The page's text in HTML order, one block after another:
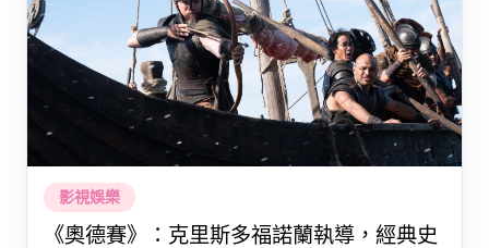
影視娛樂
《奧德賽》：克里斯多福諾蘭執導，經典史